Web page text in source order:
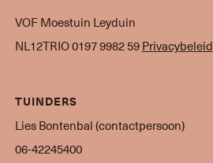
VOF Moestuin Leyduin
NL12TRIO 0197 9982 59Privacybeleid
TUINDERS
Lies Bontenbal (contactpersoon)
06-42245400